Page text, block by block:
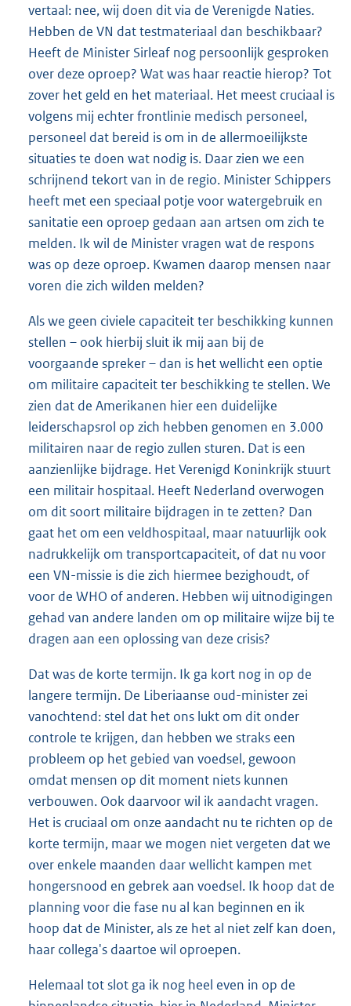
vertaal: nee, wij doen dit via de Verenigde Naties.
Hebben de VN dat testmateriaal dan beschikbaar?
Heeft de Minister Sirleaf nog persoonlijk gesproken
over deze oproep? Wat was haar reactie hierop? Tot
zover het geld en het materiaal. Het meest cruciaal is
volgens mij echter frontlinie medisch personeel,
personeel dat bereid is om in de allermoeilijkste
situaties te doen wat nodig is. Daar zien we een
schrijnend tekort van in de regio. Minister Schippers
heeft met een speciaal potje voor watergebruik en
sanitatie een oproep gedaan aan artsen om zich te
melden. Ik wil de Minister vragen wat de respons
was op deze oproep. Kwamen daarop mensen naar
voren die zich wilden melden?
Als we geen civiele capaciteit ter beschikking kunnen
stellen – ook hierbij sluit ik mij aan bij de
voorgaande spreker – dan is het wellicht een optie
om militaire capaciteit ter beschikking te stellen. We
zien dat de Amerikanen hier een duidelijke
leiderschapsrol op zich hebben genomen en 3.000
militairen naar de regio zullen sturen. Dat is een
aanzienlijke bijdrage. Het Verenigd Koninkrijk stuurt
een militair hospitaal. Heeft Nederland overwogen
om dit soort militaire bijdragen in te zetten? Dan
gaat het om een veldhospitaal, maar natuurlijk ook
nadrukkelijk om transportcapaciteit, of dat nu voor
een VN-missie is die zich hiermee bezighoudt, of
voor de WHO of anderen. Hebben wij uitnodigingen
gehad van andere landen om op militaire wijze bij te
dragen aan een oplossing van deze crisis?
Dat was de korte termijn. Ik ga kort nog in op de
langere termijn. De Liberiaanse oud-minister zei
vanochtend: stel dat het ons lukt om dit onder
controle te krijgen, dan hebben we straks een
probleem op het gebied van voedsel, gewoon
omdat mensen op dit moment niets kunnen
verbouwen. Ook daarvoor wil ik aandacht vragen.
Het is cruciaal om onze aandacht nu te richten op de
korte termijn, maar we mogen niet vergeten dat we
over enkele maanden daar wellicht kampen met
hongersnood en gebrek aan voedsel. Ik hoop dat de
planning voor die fase nu al kan beginnen en ik
hoop dat de Minister, als ze het al niet zelf kan doen,
haar collega's daartoe wil oproepen.
Helemaal tot slot ga ik nog heel even in op de